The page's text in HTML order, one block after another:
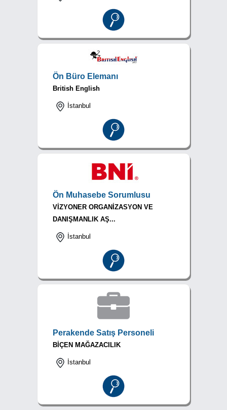
Ön Büro Elemanı
British English
İstanbul
Ön Muhasebe Sorumlusu
VİZYONER ORGANİZASYON VE
DANIŞMANLIK AŞ...
İstanbul
Perakende Satış Personeli
BİÇEN MAĞAZACILIK
İstanbul